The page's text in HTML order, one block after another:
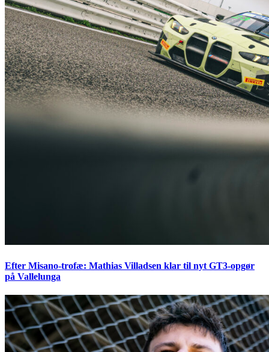
Efter Misano-trofæ: Mathias Villadsen klar til nyt GT3-opgør
på Vallelunga